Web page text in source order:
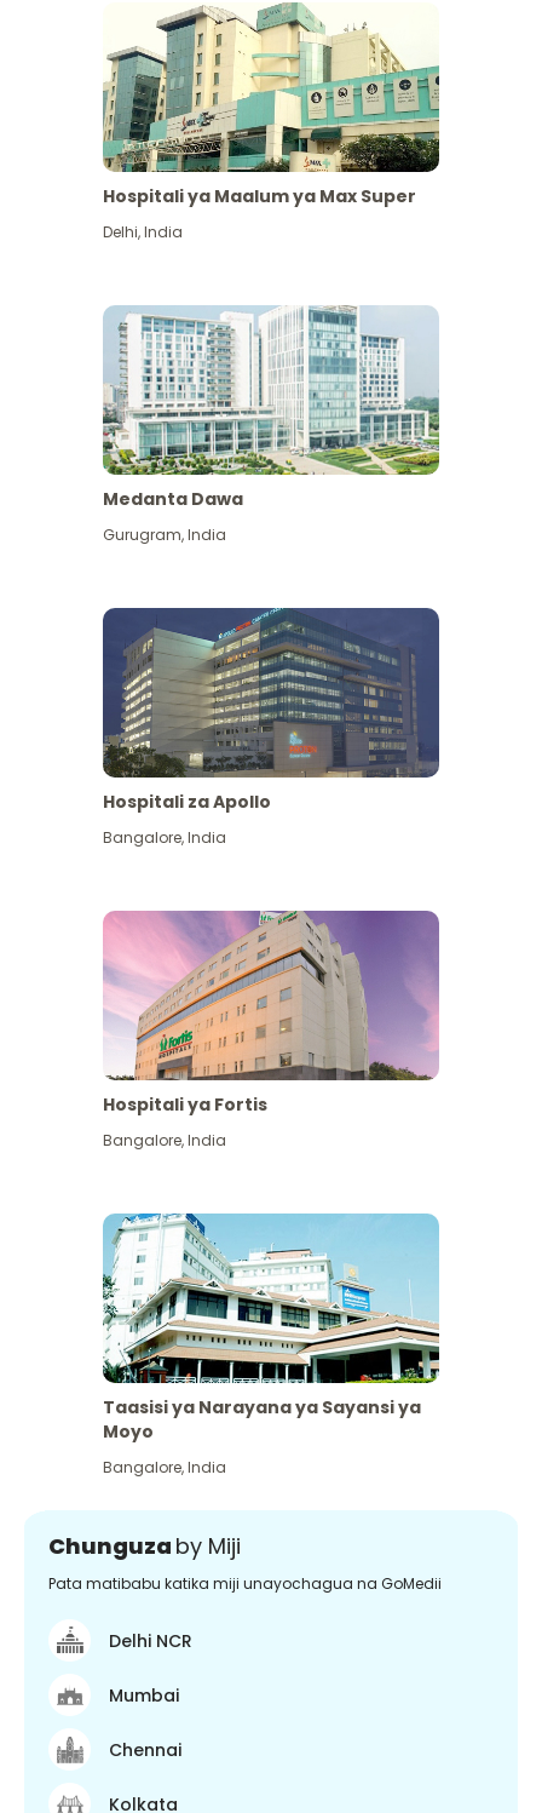
Hospitali ya Maalum ya Max Super
Delhi,India
Medanta Dawa
Gurugram,India
Hospitali za Apollo
Bangalore,India
Hospitali ya Fortis
Bangalore,India
Taasisi ya Narayana ya Sayansi ya
Moyo
Bangalore,India
Chunguza by Miji
Pata matibabu katika miji unayochagua na GoMedii
Delhi NCR
Mumbai
Chennai
Kolkata